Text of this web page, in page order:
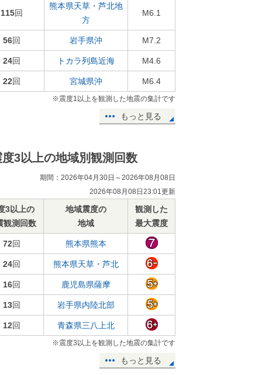
115回
熊本県天草・芦北地
方
M6.1
56回 岩手県沖 M7.2
24回 トカラ列島近海 M4.6
22回 宮城県沖 M6.4
※震度1以上を観測した地震の集計です
もっと見る
度3以上の地域別観測回数
期間：2026年04月30日～2026年08月08日
2026年08月08日23:01更新
3以上の
観測回数
地域震度の
地域
観測した
最大震度
72回 熊本県熊本
24回 熊本県天草・芦北
16回 鹿児島県薩摩
13回 岩手県内陸北部
12回 青森県三八上北
※震度3以上を観測した地震の集計です
もっと見る